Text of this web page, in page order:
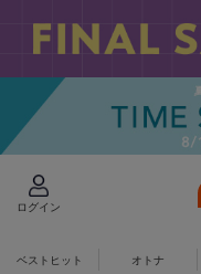
ログイン
ベストヒット オトナ